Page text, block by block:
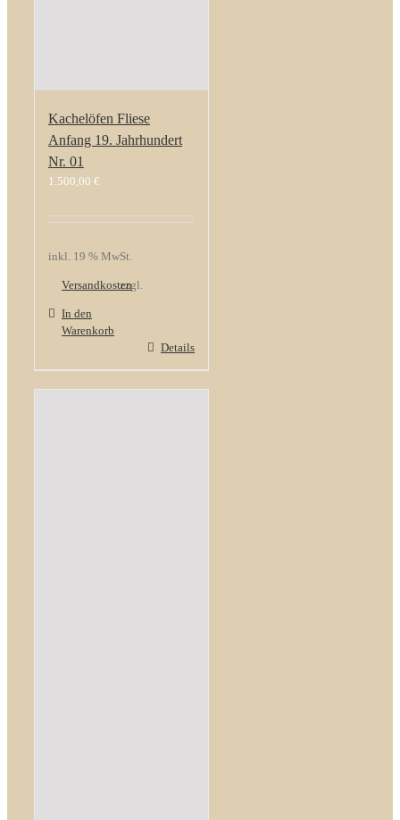
Kachelöfen Fliese
Anfang 19. Jahrhundert
Nr. 01
1.500,00 €
inkl. 19 % MwSt.
zzgl.
Versandkosten
In den
Warenkorb
Details